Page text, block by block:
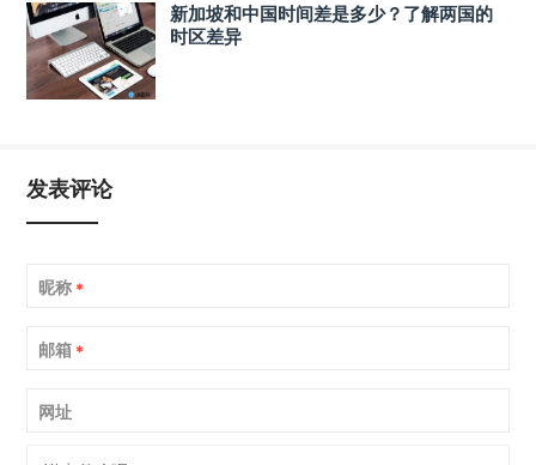
新加坡和中国时间差是多少？了解两国的
时区差异
发表评论
昵称 *
邮箱 *
网址